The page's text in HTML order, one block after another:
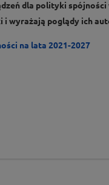
dla polityki
i wyrażają poglądy ich
na lata 2021-2027